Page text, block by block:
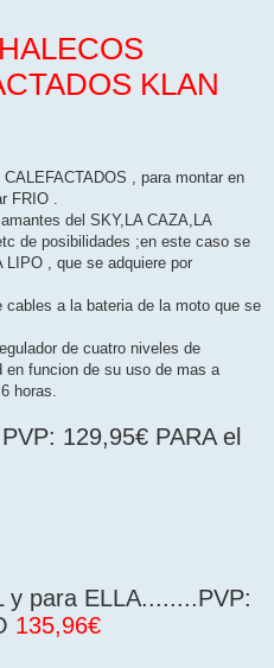
KLAN
, para montar en
FRIO .
del SKY,LA CAZA,LA
de posibilidades ;en este caso se
, que se adquiere por
a la bateria de la moto que se
de cuatro niveles de
en funcion de su uso de mas a
horas.
129,95€ PARA el
y para ELLA........PVP:
135,96€